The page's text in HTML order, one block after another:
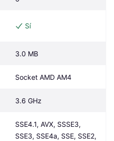
Sí
3.0 MB
Socket AMD AM4
3.6 GHz
SSE4.1, AVX, SSSE3,
SSE3, SSE4a, SSE, SSE2,